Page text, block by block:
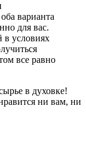
варианта
для вас.
в условиях
все равно
в духовке!
ни вам, ни